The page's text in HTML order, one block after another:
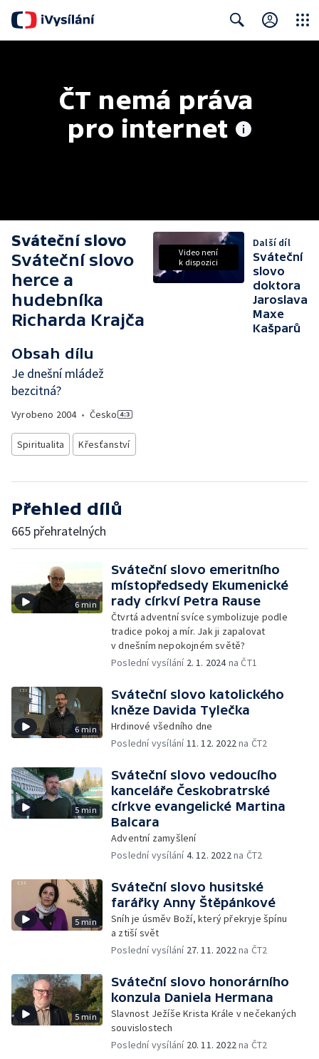
ČT nemá práva
pro internet
Sváteční slovo
Sváteční slovo
herce a
hudebníka
Richarda Krajča
Obsah dílu
Je dnešní mládež
bezcitná?
Vyrobeno 2004• Česko
Spiritualita Křesťanství
Video není
k dispozici
Další díl
Sváteční
slovo
doktora
Jaroslava
Maxe
Kašparů
Přehled dílů
665 přehratelných
6 min
Sváteční slovo emeritního
místopředsedy Ekumenické
rady církví Petra Rause
Čtvrtá adventní svíce symbolizuje podle
tradice pokoj a mír. Jak ji zapalovat
v dnešním nepokojném světě?
Poslední vysílání 2. 1. 2024na ČT1
6 min
Sváteční slovo katolického
kněze Davida Tylečka
Hrdinové všedního dne
Poslední vysílání11. 12. 2022na ČT2
5 min
Sváteční slovo vedoucího
kanceláře Českobratrské
církve evangelické Martina
Balcara
Adventní zamyšlení
Poslední vysílání4. 12. 2022na ČT2
5 min
Sváteční slovo husitské
farářky Anny Štěpánkové
Sníh je úsměv Boží, který překryje špínu
a ztiší svět
Poslední vysílání 27. 11. 2022na ČT2
5 min
Sváteční slovo honorárního
konzula Daniela Hermana
Slavnost Ježíše Krista Krále v nečekaných
souvislostech
Poslední vysílání 20. 11. 2022na ČT2